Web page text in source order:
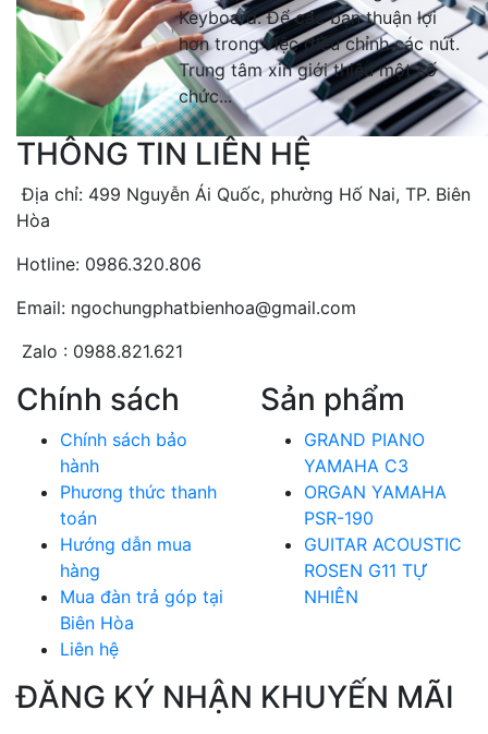
Keyboard. Để các bạn thuận lợi
hơn trong việc điều chỉnh các nút.
Trung tâm xin giới thiệu một số
chức...
THÔNG TIN LIÊN HỆ
Địa chỉ: 499 Nguyễn Ái Quốc, phường Hố Nai, TP. Biên
Hòa
Hotline: 0986.320.806
Email: ngochungphatbienhoa@gmail.com
Zalo : 0988.821.621
Chính sách
Chính sách bảo
hành
Phương thức thanh
toán
Hướng dẫn mua
hàng
Mua đàn trả góp tại
Biên Hòa
Liên hệ
Sản phẩm
GRAND PIANO
YAMAHA C3
ORGAN YAMAHA
PSR-190
GUITAR ACOUSTIC
ROSEN G11 TỰ
NHIÊN
ĐĂNG KÝ NHẬN KHUYẾN MÃI